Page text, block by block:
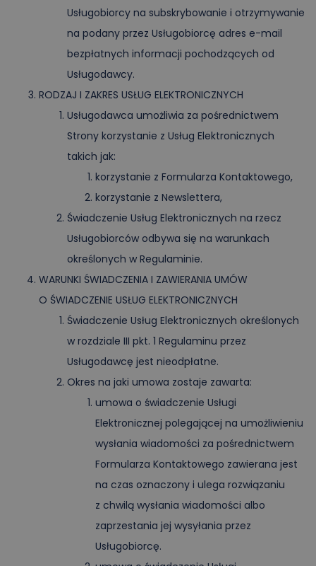
Usługobiorcy na subskrybowanie i otrzymywanie
na podany przez Usługobiorcę adres e-mail
bezpłatnych informacji pochodzących od
Usługodawcy.
RODZAJ I ZAKRES USŁUG ELEKTRONICZNYCH
Usługodawca umożliwia za pośrednictwem
Strony korzystanie z Usług Elektronicznych
takich jak:
korzystanie z Formularza Kontaktowego,
korzystanie z Newslettera,
Świadczenie Usług Elektronicznych na rzecz
Usługobiorców odbywa się na warunkach
określonych w Regulaminie.
WARUNKI ŚWIADCZENIA I ZAWIERANIA UMÓW
O ŚWIADCZENIE USŁUG ELEKTRONICZNYCH
Świadczenie Usług Elektronicznych określonych
w rozdziale III pkt. 1 Regulaminu przez
Usługodawcę jest nieodpłatne.
Okres na jaki umowa zostaje zawarta:
umowa o świadczenie Usługi
Elektronicznej polegającej na umożliwieniu
wysłania wiadomości za pośrednictwem
Formularza Kontaktowego zawierana jest
na czas oznaczony i ulega rozwiązaniu
z chwilą wysłania wiadomości albo
zaprzestania jej wysyłania przez
Usługobiorcę.